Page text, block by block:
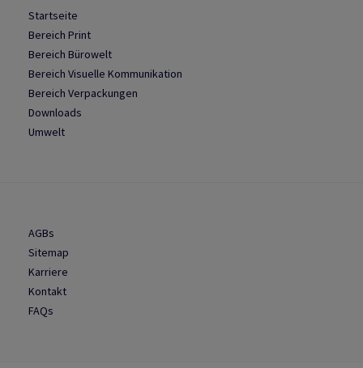
Startseite
Bereich Print
Bereich Bürowelt
Bereich Visuelle Kommunikation
Bereich Verpackungen
Downloads
Umwelt
AGBs
Sitemap
Karriere
Kontakt
FAQs